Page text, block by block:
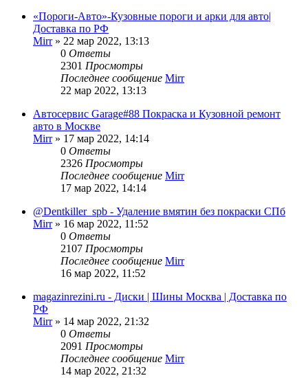
«Пороги-Авто»-Кузовные пороги и арки для авто|
Доставка по РФ
Mirr» 22 мар 2022, 13:13
0 Ответы
2301 Просмотры
Последнее сообщение Mirr
22 мар 2022, 13:13
Автосервис Garage#88 Покраска и Кузовной ремонт
авто в Москве
Mirr» 17 мар 2022, 14:14
0 Ответы
2326 Просмотры
Последнее сообщение Mirr
17 мар 2022, 14:14
@Dentkiller_spb - Удаление вмятин без покраски СПб
Mirr» 16 мар 2022, 11:52
0 Ответы
2107 Просмотры
Последнее сообщение Mirr
16 мар 2022, 11:52
magazinrezini.ru - Диски | Шины Москва | Доставка по
РФ
Mirr» 14 мар 2022, 21:32
0 Ответы
2091 Просмотры
Последнее сообщение Mirr
14 мар 2022, 21:32